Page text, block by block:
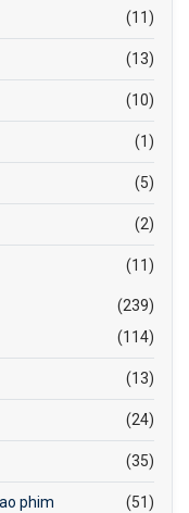
(11)
(13)
(10)
(1)
(5)
(2)
(11)
(239)
(114)
(13)
(24)
(35)
phim (51)